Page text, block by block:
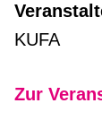
KUFA
Zur